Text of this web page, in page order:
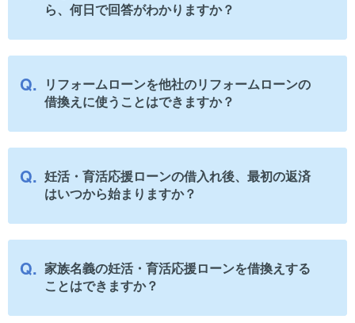
ら、何日で回答がわかりますか？
リフォームローンを他社のリフォームローンの
借換えに使うことはできますか？
妊活・育活応援ローンの借入れ後、最初の返済
はいつから始まりますか？
家族名義の妊活・育活応援ローンを借換えする
ことはできますか？